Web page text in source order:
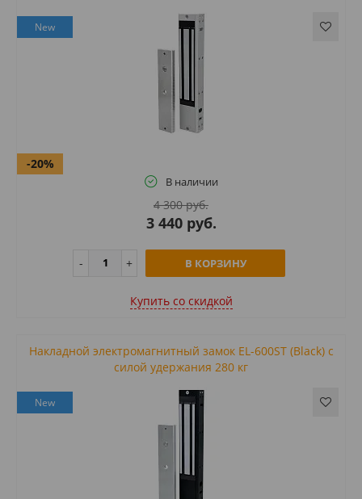
New
-20%
В наличии
4 300 руб.
3 440 руб.
В КОРЗИНУ
Купить cо скидкой
Накладной электромагнитный замок EL-600ST (Black) с
силой удержания 280 кг
New